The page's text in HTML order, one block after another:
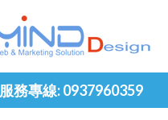
服務專線: 0937960359